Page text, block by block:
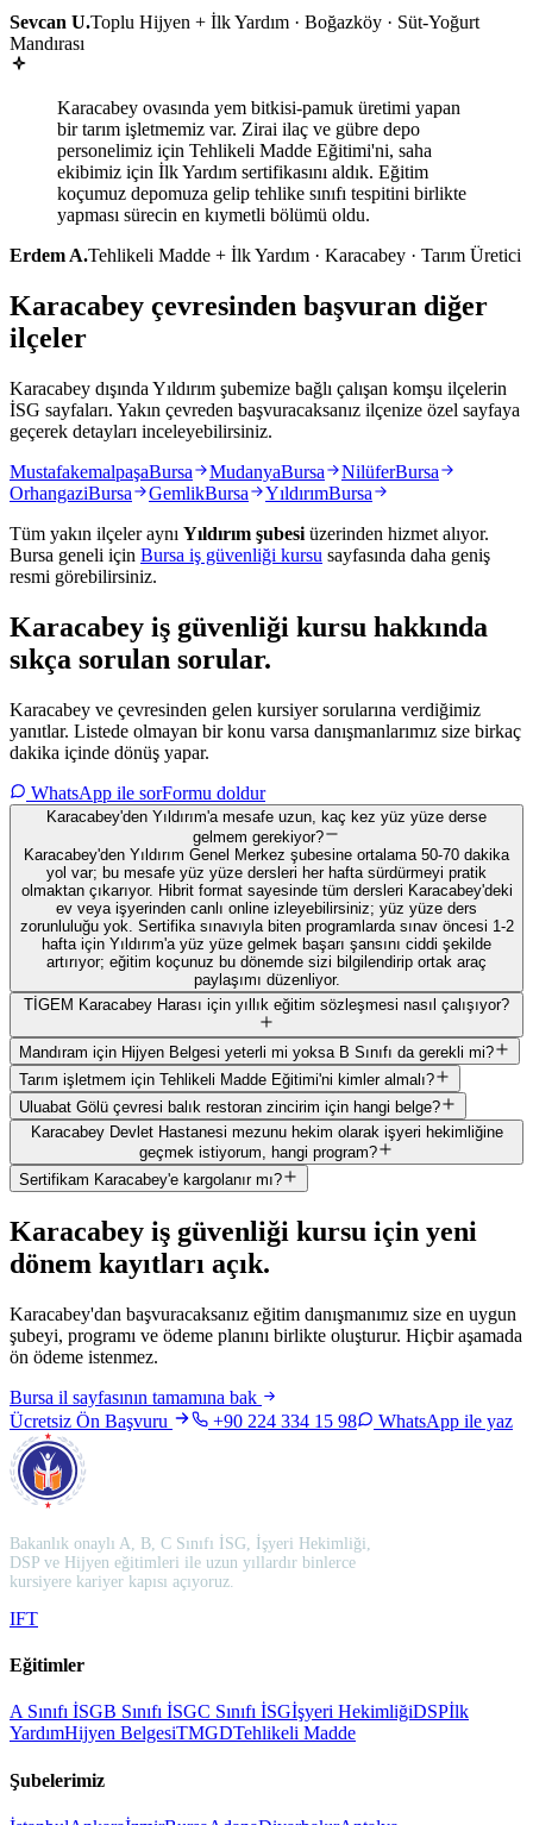
Sevcan U.Toplu Hijyen + İlk Yardım · Boğazköy · Süt-Yoğurt
Mandırası
Karacabey ovasında yem bitkisi-pamuk üretimi yapan
bir tarım işletmemiz var. Zirai ilaç ve gübre depo
personelimiz için Tehlikeli Madde Eğitimi'ni, saha
ekibimiz için İlk Yardım sertifikasını aldık. Eğitim
koçumuz depomuza gelip tehlike sınıfı tespitini birlikte
yapması sürecin en kıymetli bölümü oldu.
Erdem A.Tehlikeli Madde + İlk Yardım · Karacabey · Tarım Üretici
Karacabey çevresinden başvuran diğer
ilçeler
Karacabey dışında Yıldırım şubemize bağlı çalışan komşu ilçelerin
İSG sayfaları. Yakın çevreden başvuracaksanız ilçenize özel sayfaya
geçerek detayları inceleyebilirsiniz.
MustafakemalpaşaBursa MudanyaBursa NilüferBursa
OrhangaziBursa GemlikBursa YıldırımBursa
Tüm yakın ilçeler aynı Yıldırım şubesi üzerinden hizmet alıyor.
Bursa geneli için Bursa iş güvenliği kursu sayfasında daha geniş
resmi görebilirsiniz.
Karacabey iş güvenliği kursu hakkında
sıkça sorulan sorular.
Karacabey ve çevresinden gelen kursiyer sorularına verdiğimiz
yanıtlar. Listede olmayan bir konu varsa danışmanlarımız size birkaç
dakika içinde dönüş yapar.
WhatsApp ile sorFormu doldur
Karacabey'den Yıldırım'a mesafe uzun, kaç kez yüz yüze derse
gelmem gerekiyor?
Karacabey'den Yıldırım Genel Merkez şubesine ortalama 50-70 dakika
yol var; bu mesafe yüz yüze dersleri her hafta sürdürmeyi pratik
olmaktan çıkarıyor. Hibrit format sayesinde tüm dersleri Karacabey'deki
ev veya işyerinden canlı online izleyebilirsiniz; yüz yüze ders
zorunluluğu yok. Sertifika sınavıyla biten programlarda sınav öncesi 1-2
hafta için Yıldırım'a yüz yüze gelmek başarı şansını ciddi şekilde
artırıyor; eğitim koçunuz bu dönemde sizi bilgilendirip ortak araç
paylaşımı düzenliyor.
TİGEM Karacabey Harası için yıllık eğitim sözleşmesi nasıl çalışıyor?
Mandıram için Hijyen Belgesi yeterli mi yoksa B Sınıfı da gerekli mi?
Tarım işletmem için Tehlikeli Madde Eğitimi'ni kimler almalı?
Uluabat Gölü çevresi balık restoran zincirim için hangi belge?
Karacabey Devlet Hastanesi mezunu hekim olarak işyeri hekimliğine
geçmek istiyorum, hangi program?
Sertifikam Karacabey'e kargolanır mı?
Karacabey iş güvenliği kursu için yeni
dönem kayıtları açık.
Karacabey'dan başvuracaksanız eğitim danışmanımız size en uygun
şubeyi, programı ve ödeme planını birlikte oluşturur. Hiçbir aşamada
ön ödeme istenmez.
Bursa il sayfasının tamamına bak
Ücretsiz Ön Başvuru
+90 224 334 15 98 WhatsApp ile yaz
Bakanlık onaylı A, B, C Sınıfı İSG, İşyeri Hekimliği,
DSP ve Hijyen eğitimleri ile uzun yıllardır binlerce
kursiyere kariyer kapısı açıyoruz.
IFT
Eğitimler
A Sınıfı İSGB Sınıfı İSGC Sınıfı İSGİşyeri HekimliğiDSPİlk
YardımHijyen BelgesiTMGDTehlikeli Madde
Şubelerimiz